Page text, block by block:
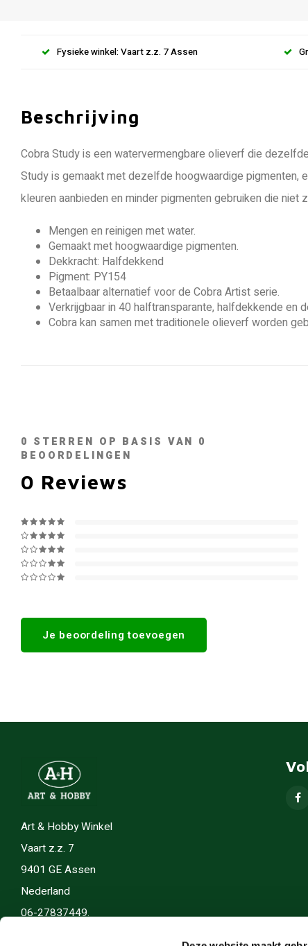
Fysieke winkel: Vaart z.z. 7 Assen
Beschrijving
Cobra Study is een watervermengbare olieverf die
Study is gemaakt met dezelfde hoogwaardige pigmenten,
kleuren aanbieden en minder pigmenten gebruiken die
Mengen en reinigen met water.
Gemaakt met hoogwaardige pigmenten.
Dekkracht: Halfdekkend
Pigment: PY154
Betaalbaar alternatief voor de Cobra Artist serie.
Verkrijgbaar in 40 halftransparante, halfdekkende en
Cobra kan samen met traditionele olieverf worden
0 STERREN OP BASIS VAN 0
BEOORDELINGEN
0 Reviews
Je beoordeling toevoegen
Art & Hobby Winkel
Vaart z.z. 7
9401 GE Assen
Nederland
06-27837449.